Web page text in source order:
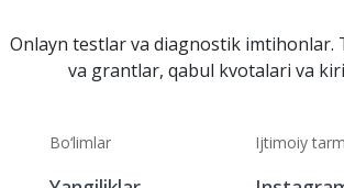
Onlayn testlar va diagnostik imtihonlar.
va grantlar, qabul kvotalari va
Bo‘limlar Ijtimoiy